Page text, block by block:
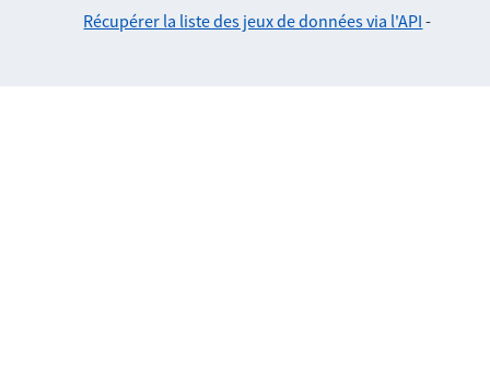
Récupérer la liste des jeux de données via l'API -